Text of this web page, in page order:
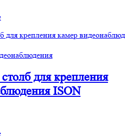
для крепления
ISON